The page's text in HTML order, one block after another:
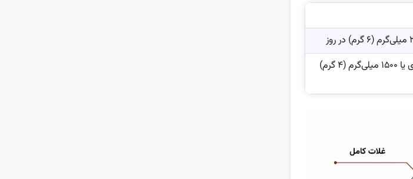
سه‌چهارم قاشق چای‌خوری یا ۱۵۰۰ میلی‌گرم (۴ گرم)